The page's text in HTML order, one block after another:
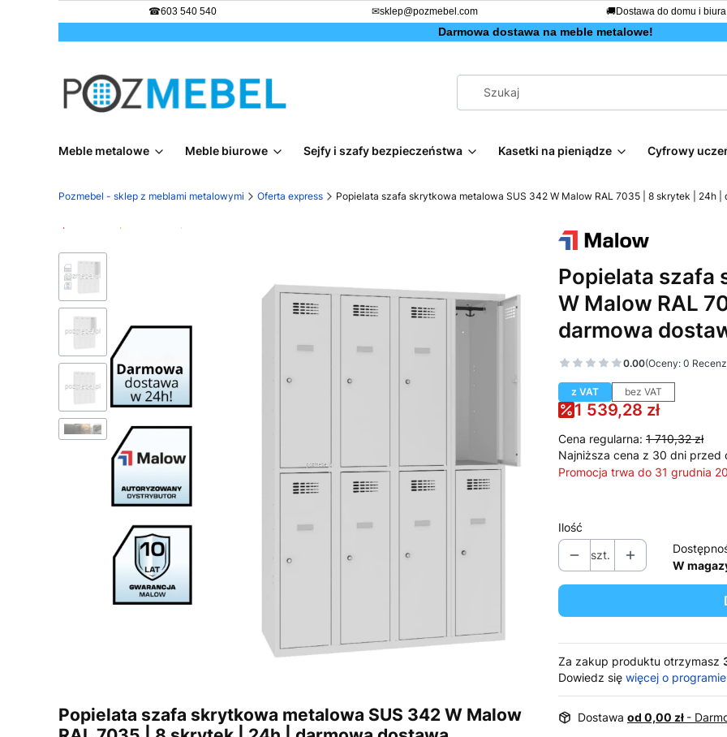
☎603 540 540 ✉sklep@pozmebel.com 🚚Dostawa do domu i biura
Darmowa dostawa na meble metalowe!
Meble metalowe Meble biurowe Sejfy i szafy bezpieczeństwa Kasetki na pieniądze Cyfrowy
Pozmebel - sklep z meblami metalowymi Oferta express Popielata szafa skrytkowa metalowa SUS 342 W Malow RAL 7035 | 8 skrytek | 24h |
Promocja Bestseller Darmowa dostawa
Popielata szafa skrytkowa metalowa SUS 342 W Malow
Popielata szafa
W Malow RAL
darmowa
0.00(Oceny: 0
z VAT bez VAT
1 539,28 zł
Cena regularna: 1 710,32 zł
Najniższa cena z 30 dni przed
Promocja trwa do 31 grudnia
Ilość
szt.
W
Za zakup produktu otrzymasz
Dowiedz się więcej o
Dostawa od 0,00 zł -